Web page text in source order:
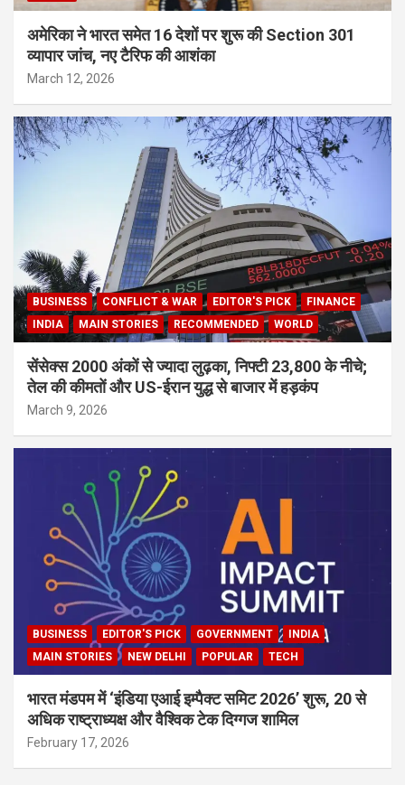
अमेरिका ने भारत समेत 16 देशों पर शुरू की Section 301
व्यापार जांच, नए टैरिफ की आशंका
March 12, 2026
BUSINESS CONFLICT & WAR EDITOR'S PICK
FINANCE
INDIA
MAIN STORIES RECOMMENDED WORLD
सेंसेक्स 2000 अंकों से ज्यादा लुढ़का, निफ्टी 23,800 के नीचे;
तेल की कीमतों और US-ईरान युद्ध से बाजार में हड़कंप
March 9, 2026
BUSINESS EDITOR'S PICK GOVERNMENT
INDIA
MAIN STORIES
NEW DELHI POPULAR TECH
भारत मंडपम में ‘इंडिया एआई इम्पैक्ट समिट 2026’ शुरू, 20 से
अधिक राष्ट्राध्यक्ष और वैश्विक टेक दिग्गज शामिल
February 17, 2026